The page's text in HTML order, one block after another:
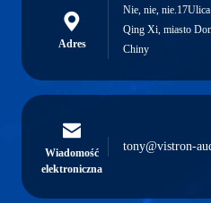
Adres
Nie, nie,
Qing Xi, miasto
Chiny
Wiadomość
elektroniczna
tony@vistron-